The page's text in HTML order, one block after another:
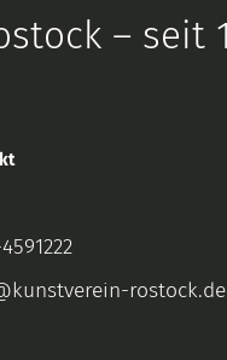
– seit
rostock.de